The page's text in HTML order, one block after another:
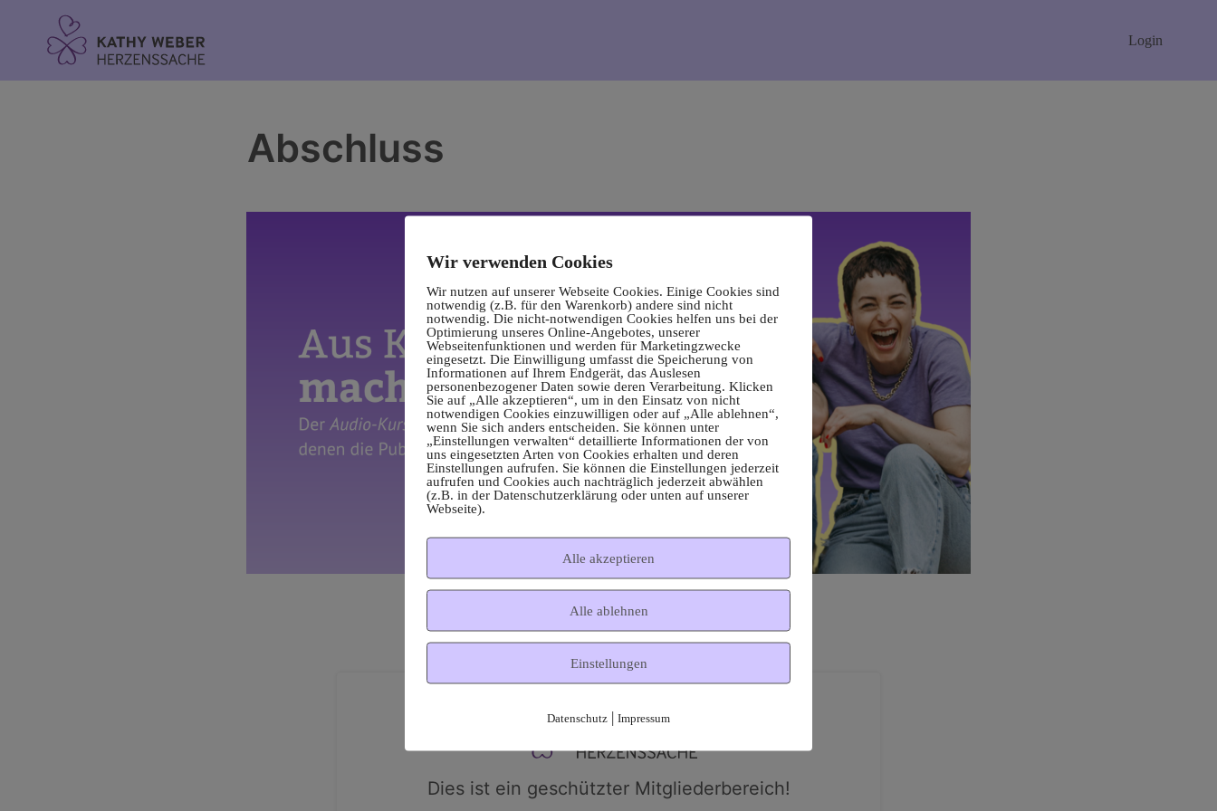
Login
Abschluss
Dies ist ein geschützter Mitgliederbereich!
Wir verwenden Cookies
Wir nutzen auf unserer Webseite Cookies. Einige Cookies sind
notwendig (z.B. für den Warenkorb) andere sind nicht
notwendig. Die nicht-notwendigen Cookies helfen uns bei der
Optimierung unseres Online-Angebotes, unserer
Webseitenfunktionen und werden für Marketingzwecke
eingesetzt. Die Einwilligung umfasst die Speicherung von
Informationen auf Ihrem Endgerät, das Auslesen
personenbezogener Daten sowie deren Verarbeitung. Klicken
Sie auf „Alle akzeptieren“, um in den Einsatz von nicht
notwendigen Cookies einzuwilligen oder auf „Alle ablehnen“,
wenn Sie sich anders entscheiden. Sie können unter
„Einstellungen verwalten“ detaillierte Informationen der von
uns eingesetzten Arten von Cookies erhalten und deren
Einstellungen aufrufen. Sie können die Einstellungen jederzeit
aufrufen und Cookies auch nachträglich jederzeit abwählen
(z.B. in der Datenschutzerklärung oder unten auf unserer
Webseite).
Alle akzeptieren
Alle ablehnen
Einstellungen
Datenschutz | Impressum